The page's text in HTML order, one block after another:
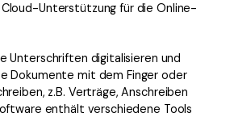
Unterstützung für die Online-
Unterschriften digitalisieren und
Dokumente mit dem Finger oder
z.B. Verträge, Anschreiben
enthält verschiedene Tools